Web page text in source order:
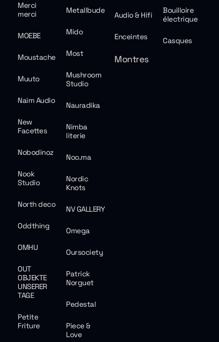
Merci
merci
Metallbude
Mido
MOEBE
Most
Moustache
Mushroom
Studio
Muuto
Naim Audio
Nauradika
New
Facettes
Nimba
literie
Nobodinoz
Noo.ma
Nook
Studio
Nordic
Knots
North deco
NV GALLERY
Oddthing
Omega
OMHU
Oursociety
OUT
OBJEKTE
UNSERER
TAGE
Patrick
Norguet
Pedestal
Petite
Friture
Piece &
Love
Bouilloire
électrique
Audio & Hifi
Enceintes Casques
Montres